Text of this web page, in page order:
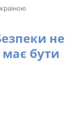
не
має бути